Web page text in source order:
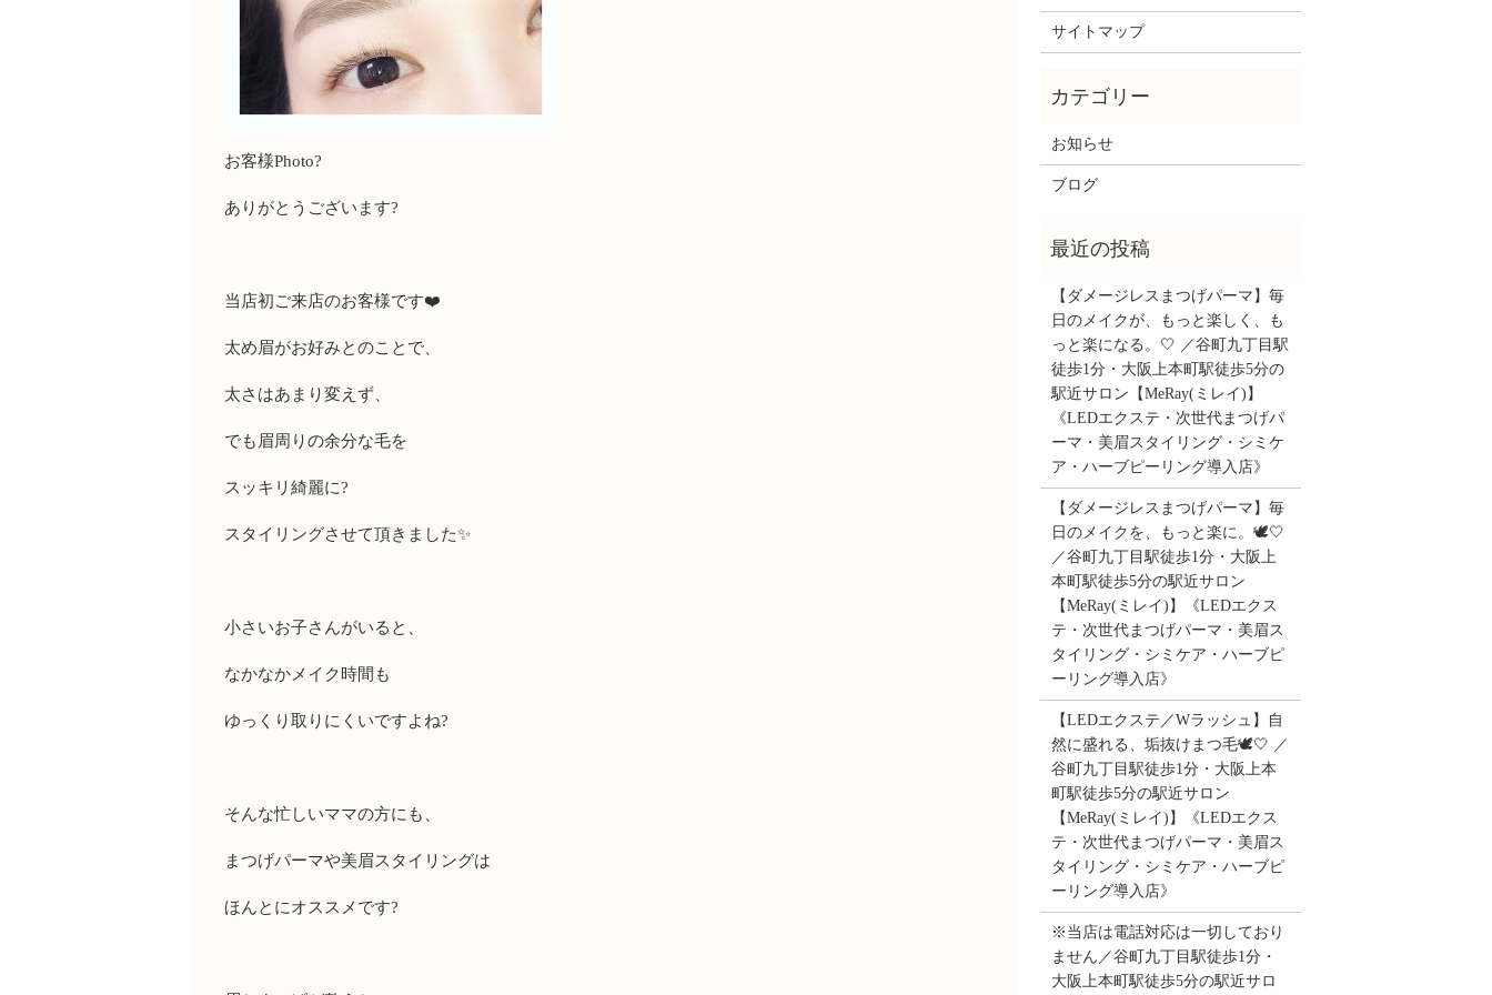
お客様Photo?
ありがとうございます?
当店初ご来店のお客様です❤️
太め眉がお好みとのことで、
太さはあまり変えず、
でも眉周りの余分な毛を
スッキリ綺麗に?
スタイリングさせて頂きました✨
小さいお子さんがいると、
なかなかメイク時間も
ゆっくり取りにくいですよね?
そんな忙しいママの方にも、
まつげパーマや美眉スタイリングは
ほんとにオススメです?
サイトマップ
お知らせ
ブログ
【ダメージレスまつげパーマ】毎
日のメイクが、もっと楽しく、も
っと楽になる。🤍 ／谷町九丁目駅
徒歩1分・大阪上本町駅徒歩5分の
駅近サロン【MeRay(ミレイ)】
《LEDエクステ・次世代まつげパ
ーマ・美眉スタイリング・シミケ
ア・ハーブピーリング導入店》
【ダメージレスまつげパーマ】毎
日のメイクを、もっと楽に。🕊️🤍
／谷町九丁目駅徒歩1分・大阪上
本町駅徒歩5分の駅近サロン
【MeRay(ミレイ)】《LEDエクス
テ・次世代まつげパーマ・美眉ス
タイリング・シミケア・ハーブピ
ーリング導入店》
【LEDエクステ／Wラッシュ】自
然に盛れる、垢抜けまつ毛🕊️🤍 ／
谷町九丁目駅徒歩1分・大阪上本
町駅徒歩5分の駅近サロン
【MeRay(ミレイ)】《LEDエクス
テ・次世代まつげパーマ・美眉ス
タイリング・シミケア・ハーブピ
ーリング導入店》
※当店は電話対応は一切しており
ません／谷町九丁目駅徒歩1分・
大阪上本町駅徒歩5分の駅近サロ